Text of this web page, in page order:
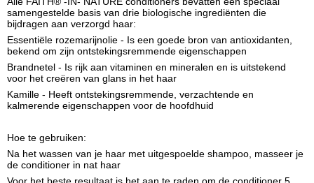
samengestelde basis van drie biologische ingrediënten die
bijdragen aan verzorgd haar:
Essentiële rozemarijnolie - Is een goede bron van antioxidanten,
bekend om zijn ontstekingsremmende eigenschappen
Brandnetel - Is rijk aan vitaminen en mineralen en is uitstekend
voor het creëren van glans in het haar
Kamille - Heeft ontstekingsremmende, verzachtende en
kalmerende eigenschappen voor de hoofdhuid
Hoe te gebruiken:
Na het wassen van je haar met uitgespoelde shampoo, masseer je
de conditioner in nat haar
Voor het beste resultaat is het aan te raden om de conditioner 5